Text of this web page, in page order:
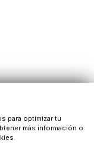
para optimizar tu
más información o